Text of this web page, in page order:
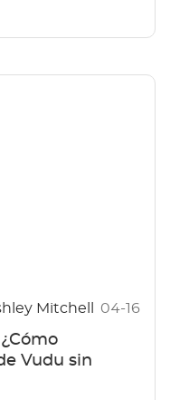
Mitchell 04-16
Vudu sin